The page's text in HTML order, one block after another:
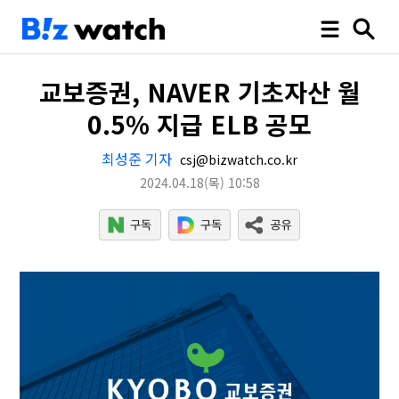
교보증권, NAVER 기초자산 월
0.5% 지급 ELB 공모
최성준 기자 csj@bizwatch.co.kr
2024.04.18(목) 10:58